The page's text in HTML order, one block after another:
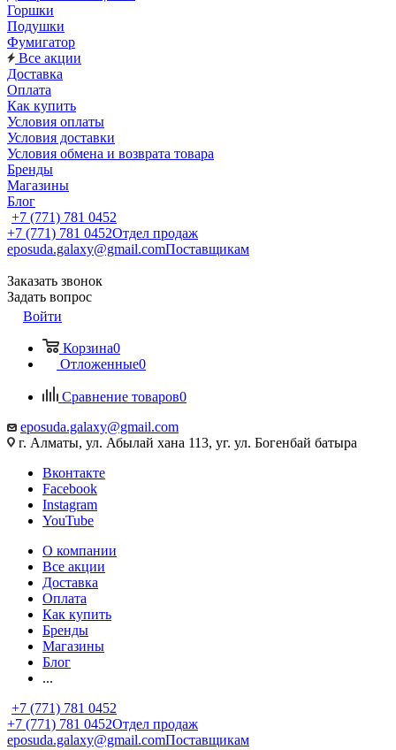
Горшки
Подушки
Фумигатор
Все акции
Доставка
Оплата
Как купить
Условия оплаты
Условия доставки
Условия обмена и возврата товара
Бренды
Магазины
Блог
+7 (771) 781 0452
+7 (771) 781 0452Отдел продаж
eposuda.galaxy@gmail.comПоставщикам
Заказать звонок
Задать вопрос
Войти
Корзина0
Отложенные0
Сравнение товаров0
eposuda.galaxy@gmail.com
г. Алматы, ул. Абылай хана 113, уг. ул. Богенбай батыра
Вконтакте
Facebook
Instagram
YouTube
О компании
Все акции
Доставка
Оплата
Как купить
Бренды
Магазины
Блог
...
+7 (771) 781 0452
+7 (771) 781 0452Отдел продаж
eposuda.galaxy@gmail.comПоставщикам